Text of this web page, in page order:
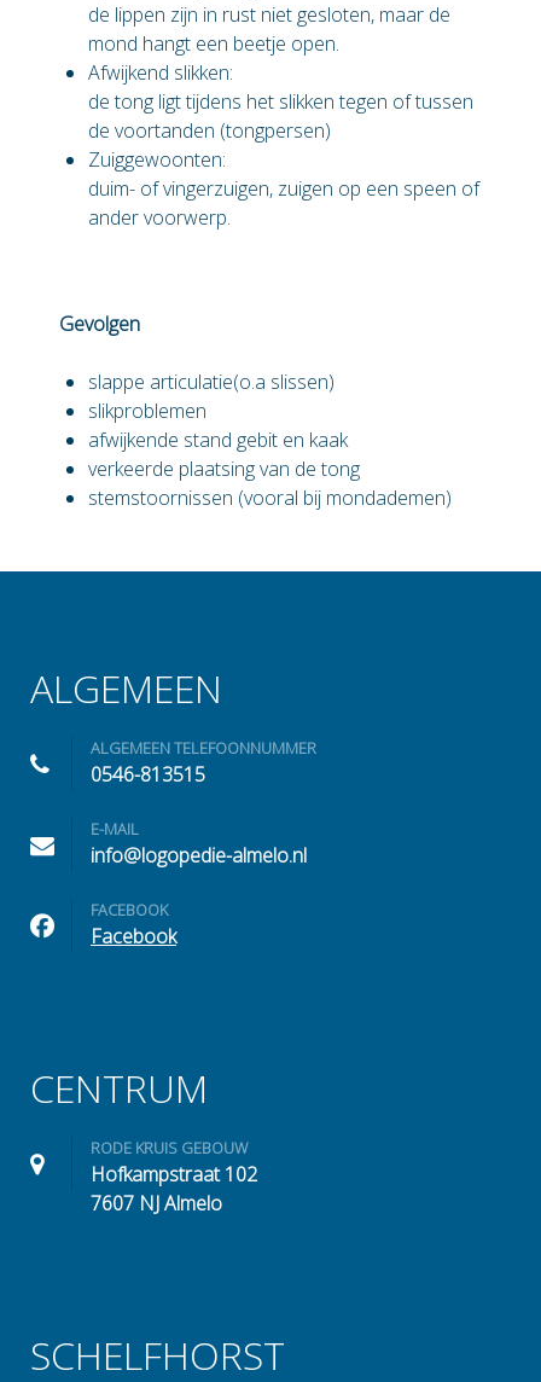
de lippen zijn in rust niet gesloten, maar de
mond hangt een beetje open.
Afwijkend slikken:
de tong ligt tijdens het slikken tegen of tussen
de voortanden (tongpersen)
Zuiggewoonten:
duim- of vingerzuigen, zuigen op een speen of
ander voorwerp.
Gevolgen
slappe articulatie(o.a slissen)
slikproblemen
afwijkende stand gebit en kaak
verkeerde plaatsing van de tong
stemstoornissen (vooral bij mondademen)
ALGEMEEN
ALGEMEEN TELEFOONNUMMER
0546-813515
E-MAIL
info@logopedie-almelo.nl
FACEBOOK
Facebook
CENTRUM
RODE KRUIS GEBOUW
Hofkampstraat 102
7607 NJ Almelo
SCHELFHORST